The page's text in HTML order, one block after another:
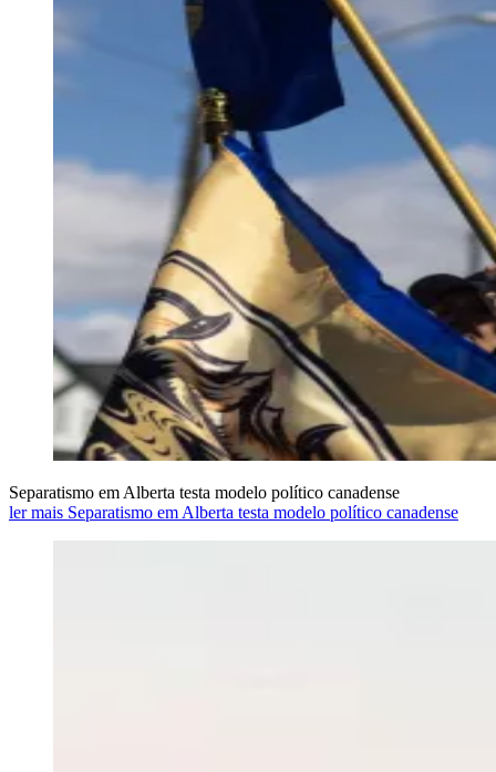
Separatismo em Alberta testa modelo político canadense
ler mais Separatismo em Alberta testa modelo político canadense